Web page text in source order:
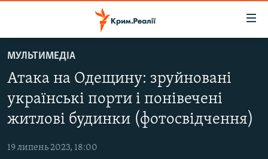
до
основного
матеріалу
Перейти
до
навігації
ВОДА.КРИМ
ВІДЕО ТА ФОТО
БЛОГИ
МУЛЬТИМЕДІА
Атака на Одещину: зруйновані
українські порти і понівечені
житлові будинки (фотосвідчення)
19 липень 2023, 18:00